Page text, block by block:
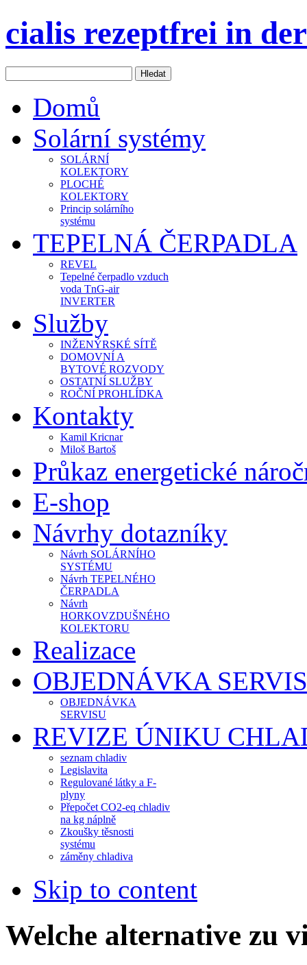
cialis rezeptfrei in
Domů
Solární systémy
SOLÁRNÍ
KOLEKTORY
PLOCHÉ
KOLEKTORY
Princip solárního
systému
TEPELNÁ ČERPADLA
REVEL
Tepelné čerpadlo vzduch
voda TnG-air
INVERTER
Služby
INŽENÝRSKÉ SÍTĚ
DOMOVNÍ A
BYTOVÉ ROZVODY
OSTATNÍ SLUŽBY
ROČNÍ PROHLÍDKA
Kontakty
Kamil Kricnar
Miloš Bartoš
Průkaz energetické
E-shop
Návrhy dotazníky
Návrh SOLÁRNÍHO
SYSTÉMU
Návrh TEPELNÉHO
ČERPADLA
Návrh
HORKOVZDUŠNÉHO
KOLEKTORU
Realizace
OBJEDNÁVKA
OBJEDNÁVKA
SERVISU
REVIZE ÚNIKU
seznam chladiv
Legislavita
Regulované látky a F-
plyny
Přepočet CO2-eq chladiv
na kg náplně
Zkoušky těsnosti
systému
záměny chladiva
Skip to content
Welche alternative zu